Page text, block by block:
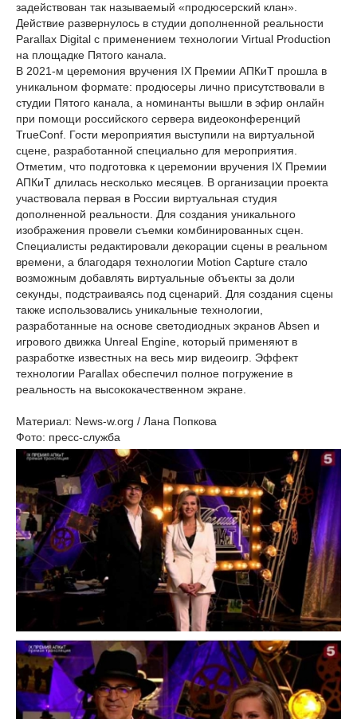
задействован так называемый «продюсерский клан».
Действие развернулось в студии дополненной реальности
Parallax Digital с применением технологии Virtual Production
на площадке Пятого канала.
В 2021-м церемония вручения IX Премии АПКиТ прошла в
уникальном формате: продюсеры лично присутствовали в
студии Пятого канала, а номинанты вышли в эфир онлайн
при помощи российского сервера видеоконференций
TrueConf. Гости мероприятия выступили на виртуальной
сцене, разработанной специально для мероприятия.
Отметим, что подготовка к церемонии вручения IX Премии
АПКиТ длилась несколько месяцев. В организации проекта
участвовала первая в России виртуальная студия
дополненной реальности. Для создания уникального
изображения провели съемки комбинированных сцен.
Специалисты редактировали декорации сцены в реальном
времени, а благодаря технологии Motion Capture стало
возможным добавлять виртуальные объекты за доли
секунды, подстраиваясь под сценарий. Для создания сцены
также использовались уникальные технологии,
разработанные на основе светодиодных экранов Absen и
игрового движка Unreal Engine, который применяют в
разработке известных на весь мир видеоигр. Эффект
технологии Parallax обеспечил полное погружение в
реальность на высококачественном экране.
Материал: News-w.org / Лана Попкова
Фото: пресс-служба